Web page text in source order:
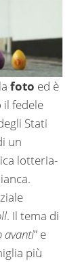
foto ed è
il fedele
Stati
un
lotteria-
. Il tema di
avanti” e
più